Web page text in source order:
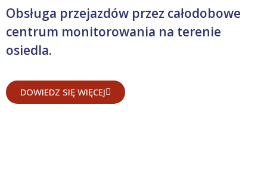
Obsługa przejazdów przez całodobowe
centrum monitorowania na terenie
osiedla.
DOWIEDZ SIĘ WIĘCEJ